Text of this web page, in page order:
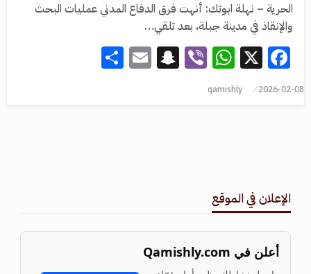
الحرية – نهلة ابوتك: أنهت فرق الدفاع المدني عمليات البحث
والإنقاذ في مدينة جبلة، بعد تلقي…
Facebook
X
WhatsApp
Viber
Snapchat
Email
2026-02-08
qamishly
الإعلان في الموقع
أعلن في Qamishly.com